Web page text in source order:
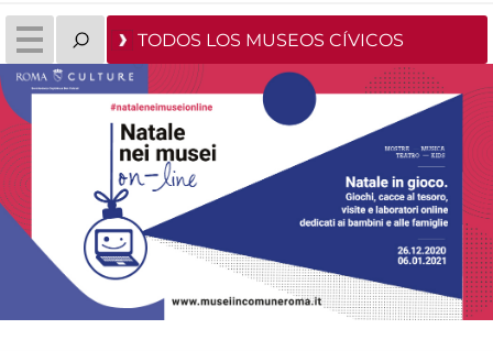
TODOS LOS MUSEOS CÍVICOS